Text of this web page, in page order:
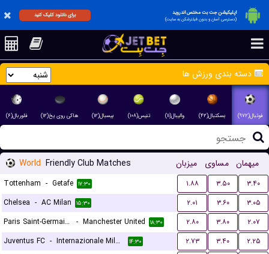
اپلیکیشن جت بت مختص اندروید
(دسترسی آسان و بدون فیلترشکن به سایت)
برای دانلود کلیک کنید
دسته بندی ورزش ها
فوتبال(۹۷۲) بسکتبال(۴۲) والیبال(۱۱) تنیس(۱۰۸) بیسبال(۱۲) هاکی روی یخ(۱۲) فلوربال(۶)
World Friendly Club Matches میزبان مساوی میهمان
Tottenham - Getafe ۱۷:۳۰ ۱.۸۸ ۳.۵۰
۳.۴۰
Chelsea - AC Milan ۱۵:۳۰ ۲.۰۱ ۳.۶۰
۳.۰۵
Paris Saint-Germain FC
- Manchester United ۱۸:۳۰ ۲.۸۰ ۳.۸۰
۲.۰۷
Juventus FC - Internazionale Milano ۱۴:۳۰ ۲.۷۳ ۳.۴۰
۲.۲۵